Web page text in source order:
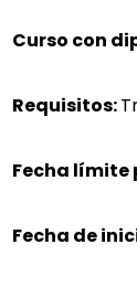
Curso con
Requisitos:
Fecha límite
Fecha de